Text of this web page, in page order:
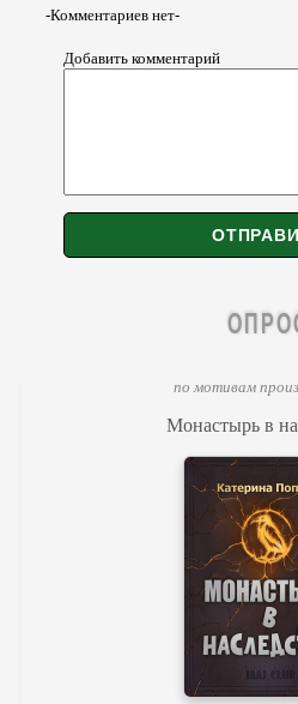
-Комментариев нет-
Добавить комментарий
по мотивам
Монастырь в